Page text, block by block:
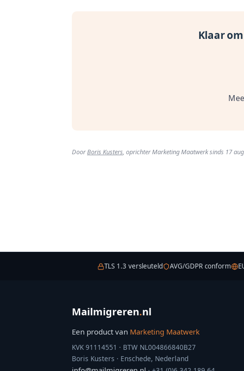
Klaar
DoorBoris Kusters, oprichter Marketing Maatwerk sinds 17
TLS 1.3 versleuteld AVG/GDPR conform
Mailmigreren.nl
Een product van Marketing Maatwerk
KVK 91114551 · BTW NL004866840B27
Boris Kusters · Enschede, Nederland